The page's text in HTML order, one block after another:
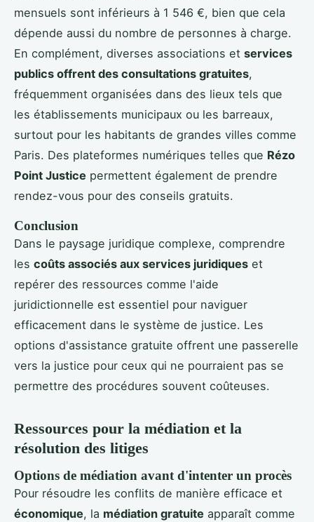
mensuels sont inférieurs à 1 546 €, bien que cela
dépende aussi du nombre de personnes à charge.
En complément, diverses associations et services
publics offrent des consultations gratuites,
fréquemment organisées dans des lieux tels que
les établissements municipaux ou les barreaux,
surtout pour les habitants de grandes villes comme
Paris. Des plateformes numériques telles que Rézo
Point Justice permettent également de prendre
rendez-vous pour des conseils gratuits.
Conclusion
Dans le paysage juridique complexe, comprendre
les coûts associés aux services juridiques et
repérer des ressources comme l'aide
juridictionnelle est essentiel pour naviguer
efficacement dans le système de justice. Les
options d'assistance gratuite offrent une passerelle
vers la justice pour ceux qui ne pourraient pas se
permettre des procédures souvent coûteuses.
Ressources pour la médiation et la
résolution des litiges
Options de médiation avant d'intenter un procès
Pour résoudre les conflits de manière efficace et
économique, la médiation gratuite apparaît comme